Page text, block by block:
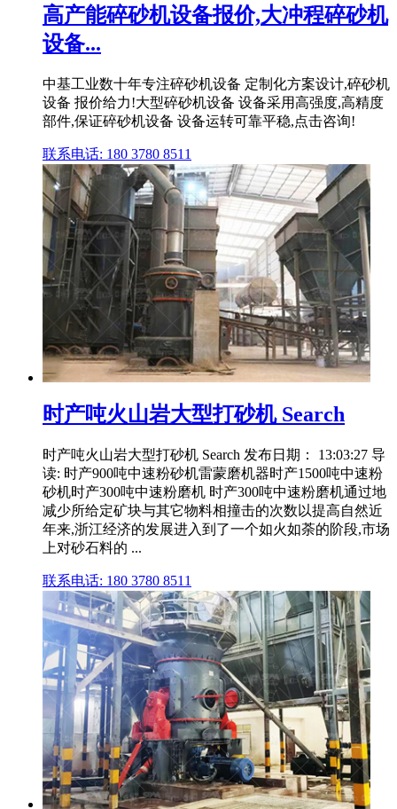
高产能碎砂机设备报价,大冲程碎砂机
设备...
中基工业数十年专注碎砂机设备 定制化方案设计,碎砂机
设备 报价给力!大型碎砂机设备 设备采用高强度,高精度
部件,保证碎砂机设备 设备运转可靠平稳,点击咨询!
联系电话: 180 3780 8511
时产吨火山岩大型打砂机 Search
时产吨火山岩大型打砂机 Search 发布日期： 13:03:27 导
读: 时产900吨中速粉砂机雷蒙磨机器时产1500吨中速粉
砂机时产300吨中速粉磨机 时产300吨中速粉磨机通过地
减少所给定矿块与其它物料相撞击的次数以提高自然近
年来,浙江经济的发展进入到了一个如火如荼的阶段,市场
上对砂石料的 ...
联系电话: 180 3780 8511